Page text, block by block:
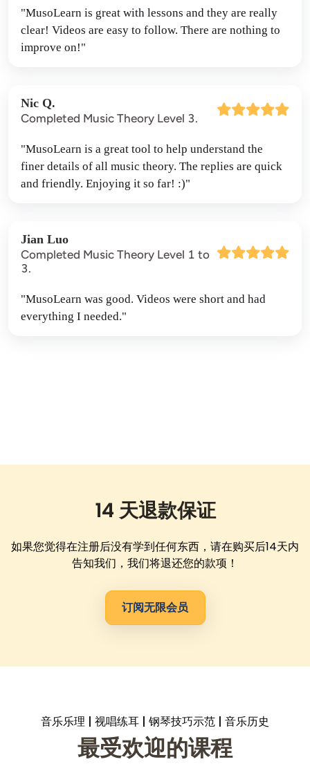
"MusoLearn is great with lessons and they are really
clear! Videos are easy to follow. There are nothing to
improve on!"
Nic Q.
Completed Music Theory Level 3.
"MusoLearn is a great tool to help understand the
finer details of all music theory. The replies are quick
and friendly. Enjoying it so far! :)"
Jian Luo
Completed Music Theory Level 1 to
3.
"MusoLearn was good. Videos were short and had
everything I needed."
14 天退款保证
如果您觉得在注册后没有学到任何东西，请在购买后14天内
告知我们，我们将退还您的款项！
订阅无限会员
音乐乐理 | 视唱练耳 | 钢琴技巧示范 | 音乐历史
最受欢迎的课程